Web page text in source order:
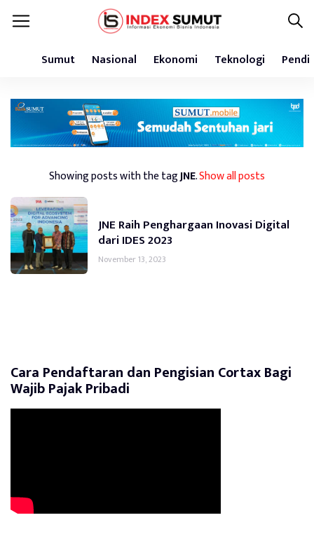
Sumut Nasional Ekonomi Teknologi
Showing posts with the tagJNE.Show all posts
JNE Raih Penghargaan Inovasi Digital
dari IDES 2023
November 13, 2023
Cara Pendaftaran dan Pengisian Cortax Bagi
Wajib Pajak Pribadi